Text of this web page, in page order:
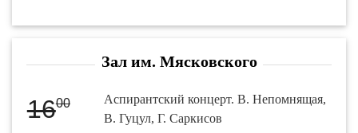
Зал им. Мясковского
1600
Аспирантский концерт. В. Непомнящая,
В. Гуцул, Г. Саркисов